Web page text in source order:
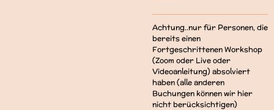
Achtung..nur für Personen, die
bereits einen
Fortgeschrittenen Workshop
(Zoom oder Live oder
Videoanleitung) absolviert
haben (alle anderen
Buchungen können wir hier
nicht berücksichtigen)